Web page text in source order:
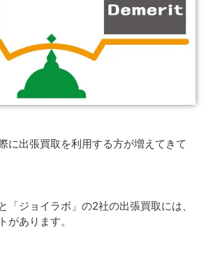
に出張買取を利用する方が増えてきて
「ジョイラボ」の2社の出張買取には、
があります。